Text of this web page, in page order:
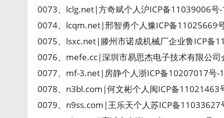
0073、lclg.net|方奇斌个人沪ICP备11039006号
0074、lcqm.net|邢智勇个人豫ICP备11025669
0075、lsxc.net|滕州市诺成机械厂企业鲁ICP备
0076、mefe.cc|深圳市易思杰电子技术有限公司
0077、mf-3.net|房静个人浙ICP备10207017号-
0078、n3bl.com|何文彬个人闽ICP备11021463
0079、n9ss.com|王乐天个人苏ICP备11033627